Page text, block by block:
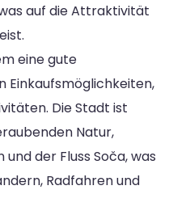
auf die Attraktivität
eine gute
Einkaufsmöglichkeiten,
Die Stadt ist
Natur,
der Fluss Soča, was
Radfahren und